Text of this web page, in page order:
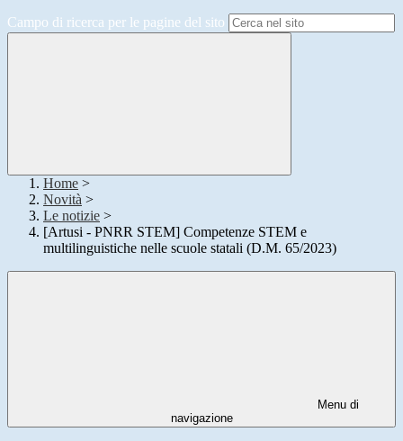
Campo di ricerca per le pagine del sito
Home >
Novità >
Le notizie >
[Artusi - PNRR STEM] Competenze STEM e
multilinguistiche nelle scuole statali (D.M. 65/2023)
Menu di
navigazione